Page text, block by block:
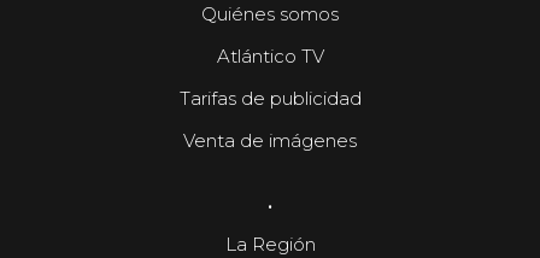
Quiénes somos
Atlántico TV
Tarifas de publicidad
Venta de imágenes
.
La Región